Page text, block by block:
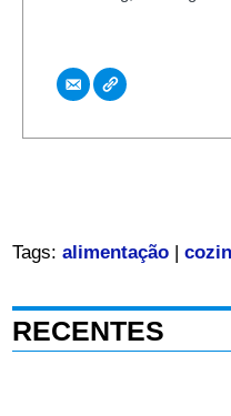
Tags: alimentação|
RECENTES